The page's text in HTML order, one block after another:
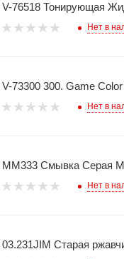
V-76518 Тонирующая
Нет в
V-73300 300. Game
Нет в
ММ333 Смывка Серая
Нет в
03.231JIM Старая